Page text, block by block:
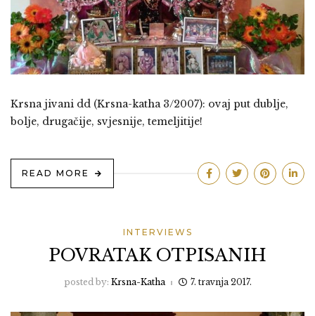
Krsna jivani dd (Krsna-katha 3/2007): ovaj put dublje,
bolje, drugačije, svjesnije, temeljitije!
READ MORE
INTERVIEWS
POVRATAK OTPISANIH
posted by: Krsna-Katha 7. travnja 2017.